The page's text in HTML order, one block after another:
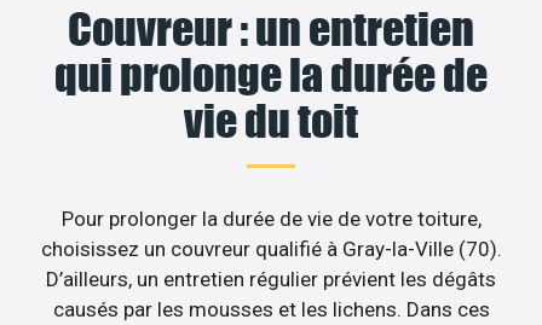
Couvreur : un entretien
qui prolonge la durée de
vie du toit
Pour prolonger la durée de vie de votre toiture,
choisissez un couvreur qualifié à Gray-la-Ville (70).
D’ailleurs, un entretien régulier prévient les dégâts
causés par les mousses et les lichens. Dans ces